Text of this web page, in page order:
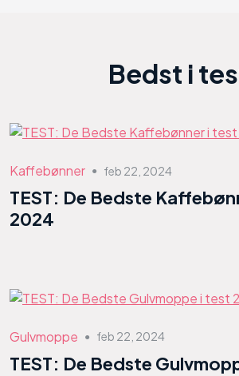
Bedst i
Kaffebønner ● feb 22, 2024
TEST: De Bedste
2024
Gulvmoppe ● feb 22, 2024
TEST: De Bedste